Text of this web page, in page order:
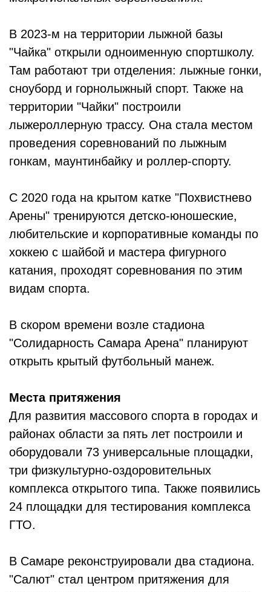
В 2023-м на территории лыжной базы
"Чайка" открыли одноименную спортшколу.
Там работают три отделения: лыжные гонки,
сноуборд и горнолыжный спорт. Также на
территории "Чайки" построили
лыжероллерную трассу. Она стала местом
проведения соревнований по лыжным
гонкам, маунтинбайку и роллер-спорту.
С 2020 года на крытом катке "Похвистнево
Арены" тренируются детско-юношеские,
любительские и корпоративные команды по
хоккею с шайбой и мастера фигурного
катания, проходят соревнования по этим
видам спорта.
В скором времени возле стадиона
"Солидарность Самара Арена" планируют
открыть крытый футбольный манеж.
Места притяжения
Для развития массового спорта в городах и
районах области за пять лет построили и
оборудовали 73 универсальные площадки,
три физкультурно-оздоровительных
комплекса открытого типа. Также появились
24 площадки для тестирования комплекса
ГТО.
В Самаре реконструировали два стадиона.
"Салют" стал центром притяжения для